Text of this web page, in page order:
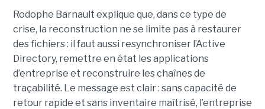
Rodophe Barnault explique que, dans ce type de
crise, la reconstruction ne se limite pas à restaurer
des fichiers : il faut aussi resynchroniser l’Active
Directory, remettre en état les applications
d’entreprise et reconstruire les chaînes de
traçabilité. Le message est clair : sans capacité de
retour rapide et sans inventaire maîtrisé, l’entreprise